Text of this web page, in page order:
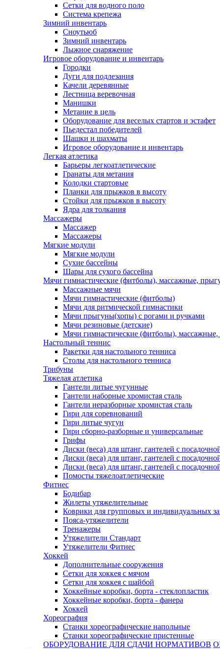
Сетки для водного поло
Система крепежа
Зимний инвентарь
Сноутьюб
Зимний инвентарь
Лыжное снаряжение
Игровое оборудование и инвентарь
Городки
Дуги для подлезания
Качели деревянные
Лестница веревочная
Манишки
Метание в цель
Оборудование для веселых стартов и эстафет
Пьедестал победителей
Шашки и шахматы
Игровое оборудование и инвентарь
Легкая атлетика
Барьеры легкоатлетические
Гранаты для метания
Колодки стартовые
Планки для прыжков в высоту
Стойки для прыжков в высоту
Ядра для толкания
Массажеры
Массажер
Массажеры
Мягкие модули
Мягкие модули
Сухие бассейны
Шары для сухого бассейна
Мячи гимнастические (фитболы), массажные,
Массажные мячи
Мячи гимнастические (фитболы)
Мячи для ритмической гимнастики
Мячи прыгуны(хопы) с рогами и ручками
Мячи резиновые (детские)
Мячи гимнастические (фитболы),
Настольный теннис
Ракетки для настольного тенниса
Столы для настольного тенниса
Трибуны
Тяжелая атлетика
Гантели литые чугунные
Гантели наборные хромистая сталь
Гантели неразборные хромистая сталь
Гири для соревнований
Гири литые чугун
Гири сборно-разборные и универсальные
Грифы
Диски (веса) для штанг, гантелей с
Диски (веса) для штанг, гантелей с
Диски (веса) для штанг, гантелей с
Помосты тяжелоатлетические
Фитнес
Бодибар
Жилеты утяжелительные
Коврики для групповых и индивидуальных
Пояса-утяжелители
Тренажеры
Утяжелители Стандарт
Утяжелители Фитнес
Хоккей
Дополнительные сооружения
Сетки для хоккея с мячом
Сетки для хоккея с шайбой
Хоккейные коробки, борта - стеклопластик
Хоккейные коробки, борта - фанера
Хоккей
Хореография
Станки хореографические напольные
Станки хореографические пристенные
ОБОРУДОВАНИЕ ДЛЯ СДАЧИ НОРМАТИВОВ